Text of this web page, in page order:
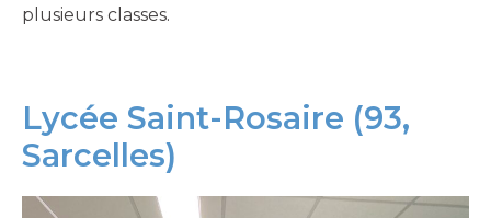
plusieurs classes.
Lycée Saint-Rosaire (93,
Sarcelles)